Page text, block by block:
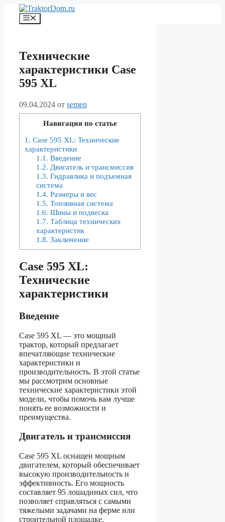
Перейти
содержимому
Меню
Технические
характеристики Case
595 XL
09.04.2024 от semen
Навигация по статье
1. Case 595 XL: Технические
характеристики
1.1. Введение
1.2. Двигатель и трансмиссия
1.3. Гидравлика и подъемная
система
1.4. Размеры и вес
1.5. Топливная система
1.6. Шины и подвеска
1.7. Таблица технических
характеристик
1.8. Заключение
Case 595 XL:
Технические
характеристики
Введение
Case 595 XL — это мощный
трактор, который предлагает
впечатляющие технические
характеристики и
производительность. В этой статье
мы рассмотрим основные
технические характеристики этой
модели, чтобы помочь вам лучше
понять ее возможности и
преимущества.
Двигатель и трансмиссия
Case 595 XL оснащен мощным
двигателем, который обеспечивает
высокую производительность и
эффективность. Его мощность
составляет 95 лошадиных сил, что
позволяет справляться с самыми
тяжелыми задачами на ферме или
строительной площадке.